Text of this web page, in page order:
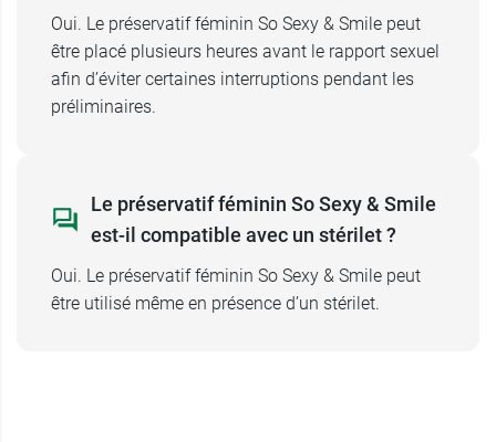
Conditionnement: Boîte de 3 préservatifs
Oui. Le préservatif féminin So Sexy & Smile peut
être placé plusieurs heures avant le rapport sexuel
afin d’éviter certaines interruptions pendant les
préliminaires.
Le préservatif féminin So Sexy & Smile
est-il compatible avec un stérilet ?
Oui. Le préservatif féminin So Sexy & Smile peut
être utilisé même en présence d’un stérilet.